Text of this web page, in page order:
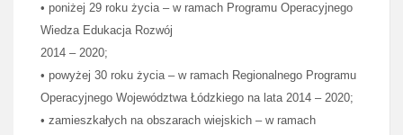
• poniżej 29 roku życia – w ramach Programu Operacyjnego
Wiedza Edukacja Rozwój
2014 – 2020;
• powyżej 30 roku życia – w ramach Regionalnego Programu
Operacyjnego Województwa Łódzkiego na lata 2014 – 2020;
• zamieszkałych na obszarach wiejskich – w ramach